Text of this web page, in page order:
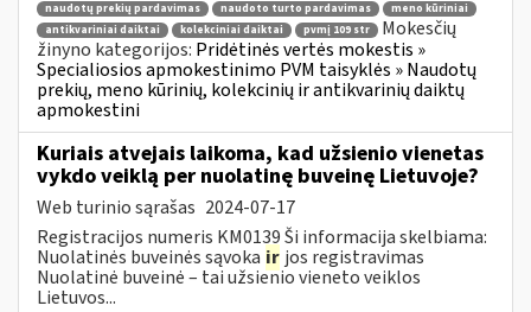
naudotų prekių pardavimas
naudoto turto pardavimas
meno kūriniai
antikvariniai daiktai
kolekciniai daiktai pvmį 109 str
Mokesčių
žinyno kategorijos: Pridėtinės vertės mokestis »
Specialiosios apmokestinimo PVM taisyklės » Naudotų
prekių, meno kūrinių, kolekcinių ir antikvarinių daiktų
apmokestini
Kuriais atvejais laikoma, kad užsienio vienetas
vykdo veiklą per nuolatinę buveinę Lietuvoje?
Web turinio sąrašas 2024-07-17
Registracijos numeris KM0139 Ši informacija skelbiama:
Nuolatinės buveinės sąvoka ir jos registravimas
Nuolatinė buveinė – tai užsienio vieneto veiklos
Lietuvos...